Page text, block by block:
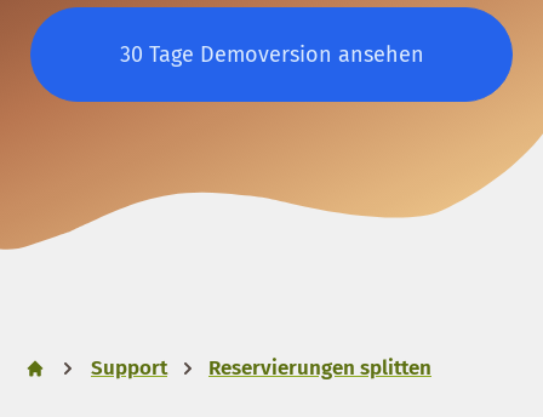
30 Tage Demoversion ansehen
Support Reservierungen splitten